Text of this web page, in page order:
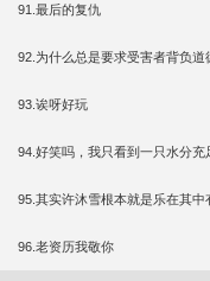
91.最后的复仇
92.为什么总是要求受害者背负道
93.诶呀好玩
94.好笑吗，我只看到一只水分充
95.其实许沐雪根本就是乐在其中
96.老资历我敬你